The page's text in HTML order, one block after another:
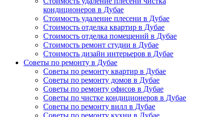
кондиционеров в Дубае
Стоимость удаление плесени в Дубае
Стоимость отделка квартир в Дубае
Стоимость отделка помещений в Дубае
Стоимость ремонт студии в Дубае
Стоимость дизайн интерьеров в Дубае
Советы по ремонту в Дубае
Советы по ремонту квартир в Дубае
Советы по ремонту домов в Дубае
Советы по ремонту офисов в Дубае
Советы по чистке кондиционеров в Дубае
Советы по ремонту вилл в Дубае